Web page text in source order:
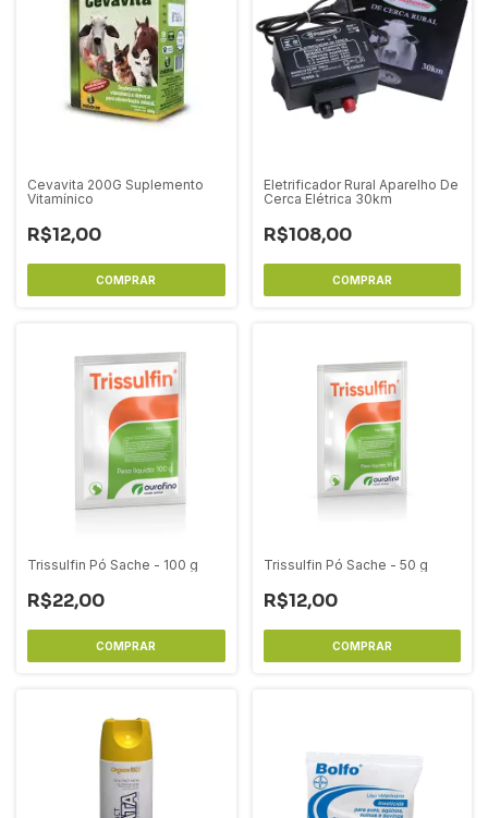
Cevavita 200G Suplemento
Vitamínico
R$12,00
Eletrificador Rural Aparelho De
Cerca Elétrica 30km
R$108,00
Trissulfin Pó Sache - 100 g
R$22,00
Trissulfin Pó Sache - 50 g
R$12,00